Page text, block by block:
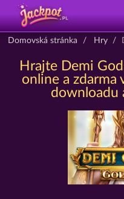
Domovská stránka Hry
Hrajte Demi
online a zdarma
downloadu